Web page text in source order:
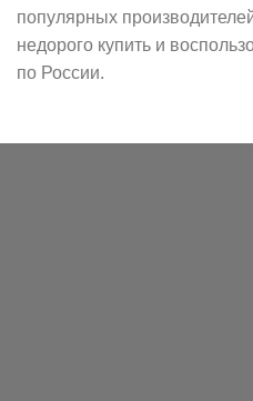
популярных
недорого купить и
по России.